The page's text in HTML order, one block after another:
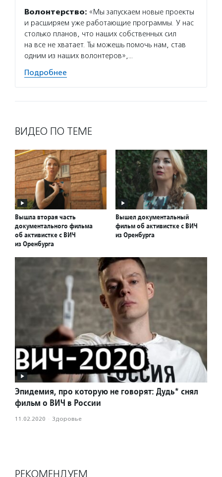
Волонтерство: «Мы запускаем новые проекты
и расширяем уже работающие программы. У нас
столько планов, что наших собственных сил
на все не хватает. Ты можешь помочь нам, став
одним из наших волонтеров»,…
Подробнее
ВИДЕО ПО ТЕМЕ
Вышла вторая часть
документального фильма
об активистке с ВИЧ
из Оренбурга
Вышел документальный
фильм об активистке с ВИЧ
из Оренбурга
Эпидемия, про которую не говорят: Дудь* снял
фильм о ВИЧ в России
11.02.2020 · Здоровье
РЕКОМЕНДУЕМ